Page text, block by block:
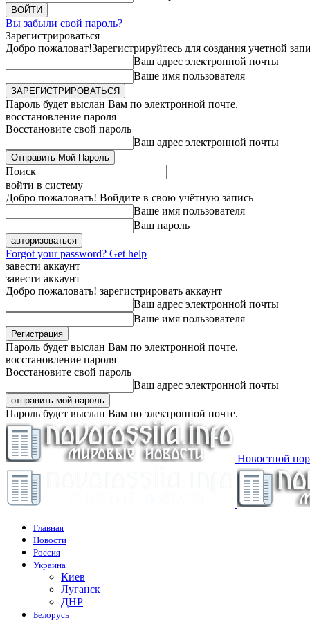
Вы забыли свой пароль?
Зарегистрироваться
Добро пожаловат!Зарегистрируйтесь для создания учетной
Ваш адрес электронной почты
Ваше имя пользователя
Пароль будет выслан Вам по электронной почте.
восстановление пароля
Восстановите свой пароль
Ваш адрес электронной почты
Поиск
войти в систему
Добро пожаловать! Войдите в свою учётную запись
Ваше имя пользователя
Ваш пароль
Forgot your password? Get help
завести аккаунт
завести аккаунт
Добро пожаловать! зарегистрировать аккаунт
Ваш адрес электронной почты
Ваше имя пользователя
Пароль будет выслан Вам по электронной почте.
восстановление пароля
Восстановите свой пароль
Ваш адрес электронной почты
Пароль будет выслан Вам по электронной почте.
Новостной
Главная
Новости
Россия
Украина
Киев
Луганск
ДНР
Белорусь